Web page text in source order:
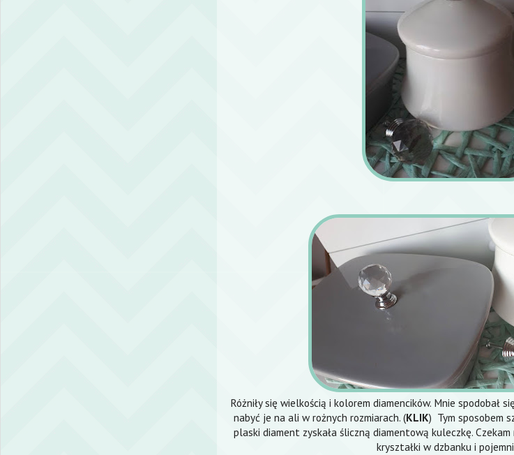
Różniły się wielkością i kolorem diamencików. Mnie spodobał
nabyć je na ali w rożnych rozmiarach. (KLIK) Tym sposobem
plaski diament zyskała śliczną diamentową kuleczkę.
kryształki w dzbanku i